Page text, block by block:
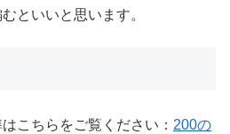
といいと思います。
こちらをご覧ください： 200の